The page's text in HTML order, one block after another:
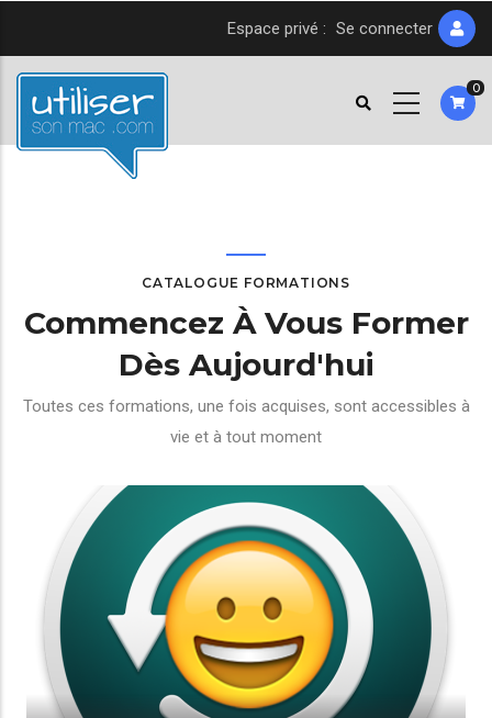
contenu
principal
Espace privé : Se connecter
0
CATALOGUE FORMATIONS
Commencez À Vous Former
Dès Aujourd'hui
Toutes ces formations, une fois acquises, sont accessibles à
vie et à tout moment